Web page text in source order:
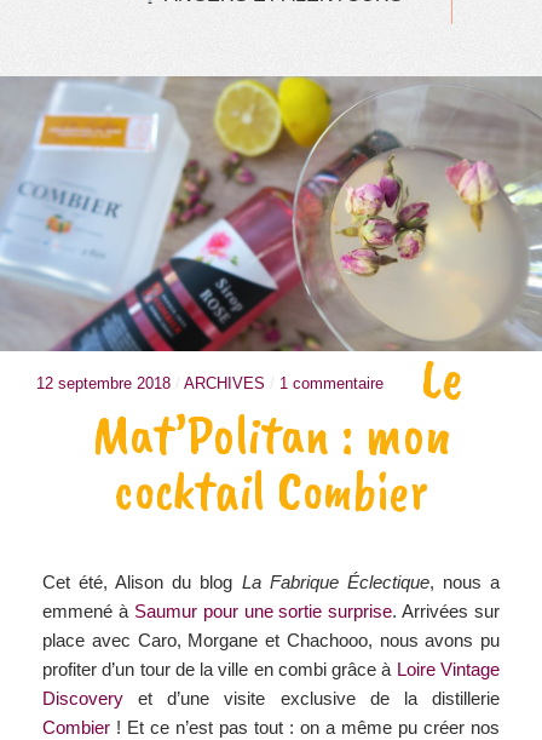
12 septembre 2018 / ARCHIVES / 1 commentaire Le
Mat’Politan : mon
cocktail Combier
Cet été, Alison du blog La Fabrique Éclectique, nous a
emmené à Saumur pour une sortie surprise. Arrivées sur
place avec Caro, Morgane et Chachooo, nous avons pu
profiter d’un tour de la ville en combi grâce à Loire Vintage
Discovery et d’une visite exclusive de la distillerie
Combier ! Et ce n’est pas tout : on a même pu créer nos